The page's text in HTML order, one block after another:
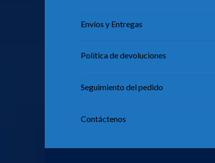
Envíos y Entregas
Política de devoluciones
Seguimiento del pedido
Contáctenos